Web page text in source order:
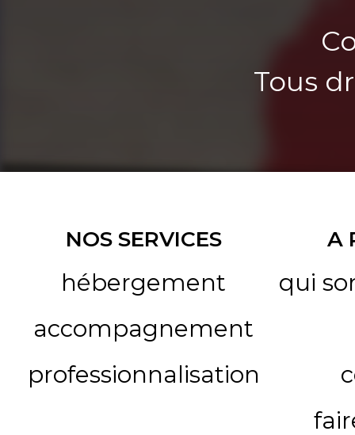
Tous
NOS SERVICES
hébergement
accompagnement
professionnalisation
A
qui